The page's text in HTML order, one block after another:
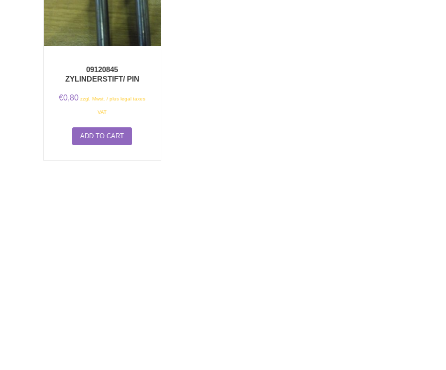
09120845
ZYLINDERSTIFT/ PIN
€0,80 zzgl. Mwst. / plus legal taxes
VAT
ADD TO CART